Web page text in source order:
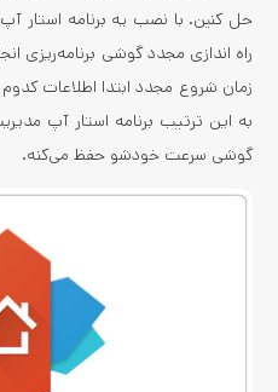
حل کنین. با نصب یه برنامه استار
راه اندازی مجدد گوشی برنامه‌ریزی
زمان شروع مجدد ابتدا اطلاعات کدوم
به این ترتیب برنامه استار آپ
گوشی سرعت خودشو حفظ می‌کنه.